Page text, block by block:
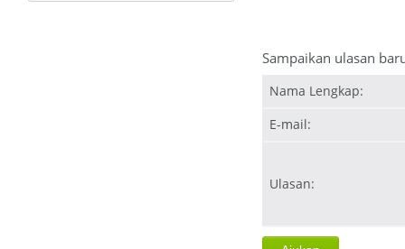
Sampaikan ulasan
Nama Lengkap:
E-mail:
Ulasan: